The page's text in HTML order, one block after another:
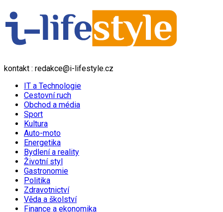
kontakt : redakce@i-lifestyle.cz
IT a Technologie
Cestovní ruch
Obchod a média
Sport
Kultura
Auto-moto
Energetika
Bydlení a reality
Životní styl
Gastronomie
Politika
Zdravotnictví
Věda a školství
Finance a ekonomika